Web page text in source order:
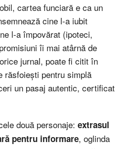
cartea funciară e ca un
cine l-a iubit
l-a împovărat (ipoteci,
îi mai atârnă de
jurnal, poate fi citit în
răsfoiești pentru simplă
un pasaj autentic, certificat
două personaje: extrasul
pentru informare, oglinda